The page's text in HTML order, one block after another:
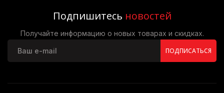
Подпишитесь новостей
Получайте информацию о новых товарах и скидках.
ПОДПИСАТЬСЯ